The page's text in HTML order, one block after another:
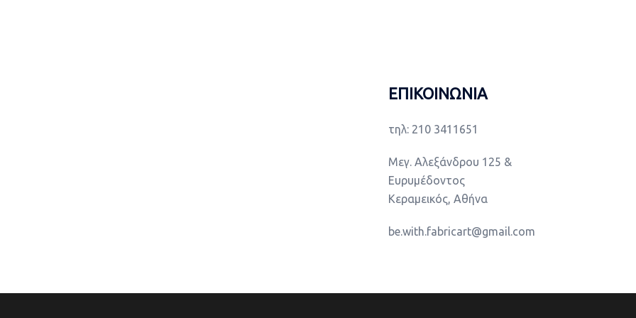
ΕΠΙΚΟΙΝΩΝΙΑ
τηλ: 210 3411651
Μεγ. Αλεξάνδρου 125 &
Ευρυμέδοντος
Κεραμεικός, Αθήνα
be.with.fabricart@gmail.com